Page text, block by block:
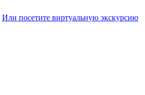
Или посетите виртуальную экскурсию